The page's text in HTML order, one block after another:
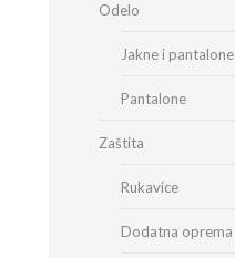
Odelo
Jakne i pantalone
Pantalone
Zaštita
Rukavice
Dodatna oprema